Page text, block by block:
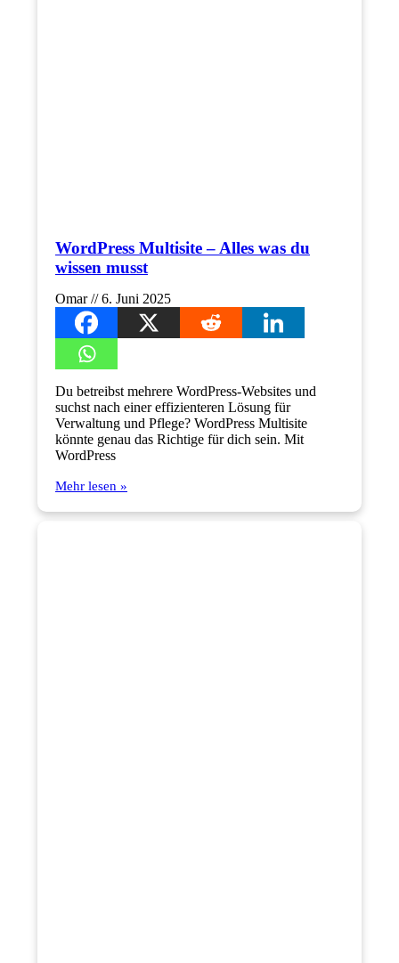
WordPress Multisite – Alles was du
wissen musst
Omar 6. Juni 2025
Du betreibst mehrere WordPress-Websites und
suchst nach einer effizienteren Lösung für
Verwaltung und Pflege? WordPress Multisite
könnte genau das Richtige für dich sein. Mit
WordPress
Mehr lesen »